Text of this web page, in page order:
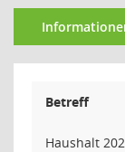
Betreff
Haushalt